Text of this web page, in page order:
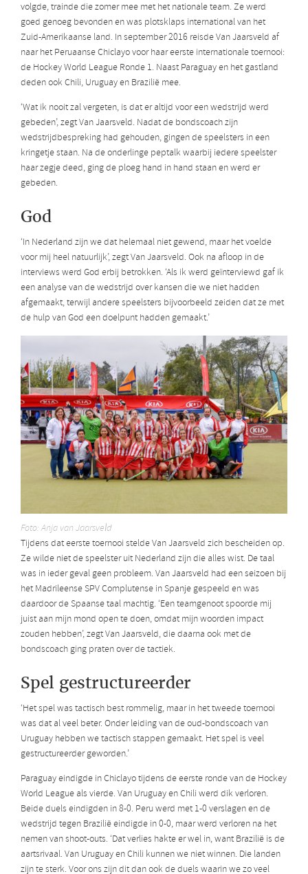
volgde, trainde die zomer mee met het nationale team. Ze werd
goed genoeg bevonden en was plotsklaps international van het
Zuid-Amerikaanse land. In september 2016 reisde Van Jaarsveld af
naar het Peruaanse Chiclayo voor haar eerste internationale toernooi:
de Hockey World League Ronde 1. Naast Paraguay en het gastland
deden ook Chili, Uruguay en Brazilië mee.
‘Wat ik nooit zal vergeten, is dat er altijd voor een wedstrijd werd
gebeden’, zegt Van Jaarsveld. Nadat de bondscoach zijn
wedstrijdbespreking had gehouden, gingen de speelsters in een
kringetje staan. Na de onderlinge peptalk waarbij iedere speelster
haar zegje deed, ging de ploeg hand in hand staan en werd er
gebeden.
God
‘In Nederland zijn we dat helemaal niet gewend, maar het voelde
voor mij heel natuurlijk’, zegt Van Jaarsveld. Ook na afloop in de
interviews werd God erbij betrokken. ‘Als ik werd geïnterviewd gaf ik
een analyse van de wedstrijd over kansen die we niet hadden
afgemaakt, terwijl andere speelsters bijvoorbeeld zeiden dat ze met
de hulp van God een doelpunt hadden gemaakt.’
Foto: Anja van Jaarsveld
Tijdens dat eerste toernooi stelde Van Jaarsveld zich bescheiden op.
Ze wilde niet de speelster uit Nederland zijn die alles wist. De taal
was in ieder geval geen probleem. Van Jaarsveld had een seizoen bij
het Madrileense SPV Complutense in Spanje gespeeld en was
daardoor de Spaanse taal machtig. ‘Een teamgenoot spoorde mij
juist aan mijn mond open te doen, omdat mijn woorden impact
zouden hebben’, zegt Van Jaarsveld, die daarna ook met de
bondscoach ging praten over de tactiek.
Spel gestructureerder
‘Het spel was tactisch best rommelig, maar in het tweede toernooi
was dat al veel beter. Onder leiding van de oud-bondscoach van
Uruguay hebben we tactisch stappen gemaakt. Het spel is veel
gestructureerder geworden.’
Paraguay eindigde in Chiclayo tijdens de eerste ronde van de Hockey
World League als vierde. Van Uruguay en Chili werd dik verloren.
Beide duels eindigden in 8-0. Peru werd met 1-0 verslagen en de
wedstrijd tegen Brazilië eindigde in 0-0, maar werd verloren na het
nemen van shoot-outs. ‘Dat verlies hakte er wel in, want Brazilië is de
aartsrivaal. Van Uruguay en Chili kunnen we niet winnen. Die landen
zijn te sterk. Voor ons zijn dit dan ook de duels waarin we zo veel